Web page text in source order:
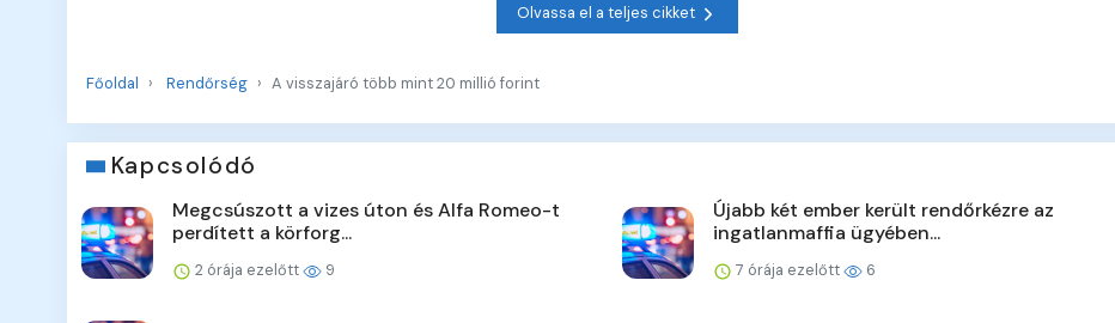
Olvassa el a teljes cikket
Főoldal Rendőrség A visszajáró több mint 20 millió forint
Kapcsolódó
Megcsúszott a vizes úton és Alfa Romeo-t
perdített a körforg...
2 órája ezelőtt 9
Újabb két ember került rendőrkézre az
ingatlanmaffia ügyében...
7 órája ezelőtt 6